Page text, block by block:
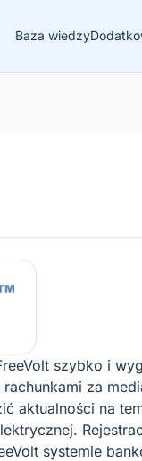
Baza wiedzy
szybko i
za
aktualności na
systemie